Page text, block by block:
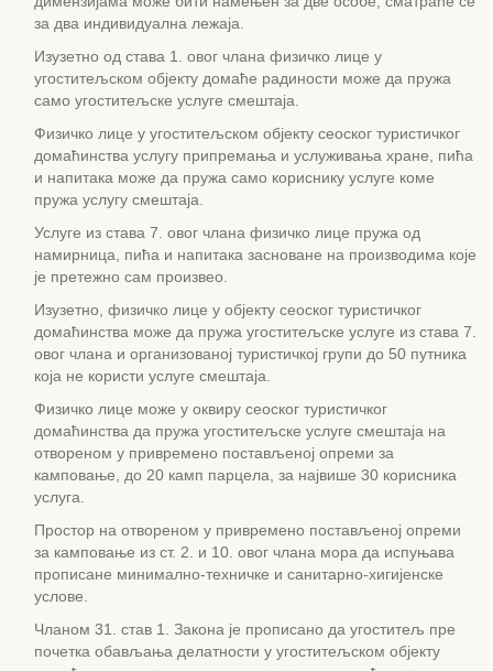
за два индивидуална лежаја.
Изузетно од става 1. овог члана физичко лице у
угоститељском објекту домаће радиности може да пружа
само угоститељске услуге смештаја.
Физичко лице у угоститељском објекту сеоског туристичког
домаћинства услугу припремања и услуживања хране, пића
и напитака може да пружа само кориснику услуге коме
пружа услугу смештаја.
Услуге из става 7. овог члана физичко лице пружа од
намирница, пића и напитака засноване на производима које
је претежно сам произвео.
Изузетно, физичко лице у објекту сеоског туристичког
домаћинства може да пружа угоститељске услуге из става 7.
овог члана и организованој туристичкој групи до 50 путника
која не користи услуге смештаја.
Физичко лице може у оквиру сеоског туристичког
домаћинства да пружа угоститељске услуге смештаја на
отвореном у привремено постављеној опреми за
камповање, до 20 камп парцела, за највише 30 корисника
услуга.
Простор на отвореном у привремено постављеној опреми
за камповање из ст. 2. и 10. овог члана мора да испуњава
прописане минимално-техничке и санитарно-хигијенске
услове.
Чланом 31. став 1. Закона је прописано да угоститељ пре
почетка обављања делатности у угоститељском објекту